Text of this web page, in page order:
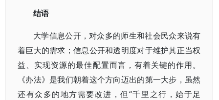
结语
大学信息公开，对众多的师生和社会民众来说有
着巨大的需求；信息公开和透明度对于维护其正当权
益、实现资源的最佳配置而言，有着关键的作用。
《办法》是我们朝着这个方向迈出的第一大步，虽然
还有众多的地方需要改进，但“千里之行，始于足